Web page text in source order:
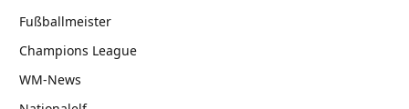
Fußballmeister
Champions League
WM-News